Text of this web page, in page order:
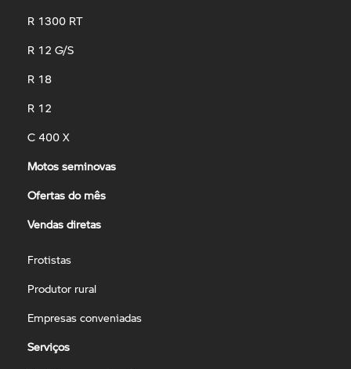
R 1300 RT
R 12 G/S
R 18
R 12
C 400 X
Motos seminovas
Ofertas do mês
Vendas diretas
Frotistas
Produtor rural
Empresas conveniadas
Serviços